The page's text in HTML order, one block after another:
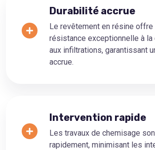
Durabilité accrue
Le revêtement en résine offre
résistance exceptionnelle à
aux infiltrations, garantissant
accrue.
Intervention rapide
Les travaux de chemisage
rapidement, minimisant les